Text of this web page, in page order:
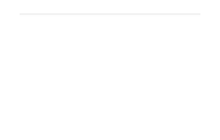
成為守護海岸的「天然防線」。